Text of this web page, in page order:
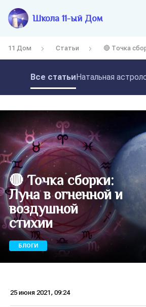
Школа 11-ый Дом
11 Дом Статьи 🔴 Точка
Все статьиНатальная
🔴 Точка сборки:
Луна в огненной и
воздушной
стихии
БЛОГИ
25 июня 2021, 09:24